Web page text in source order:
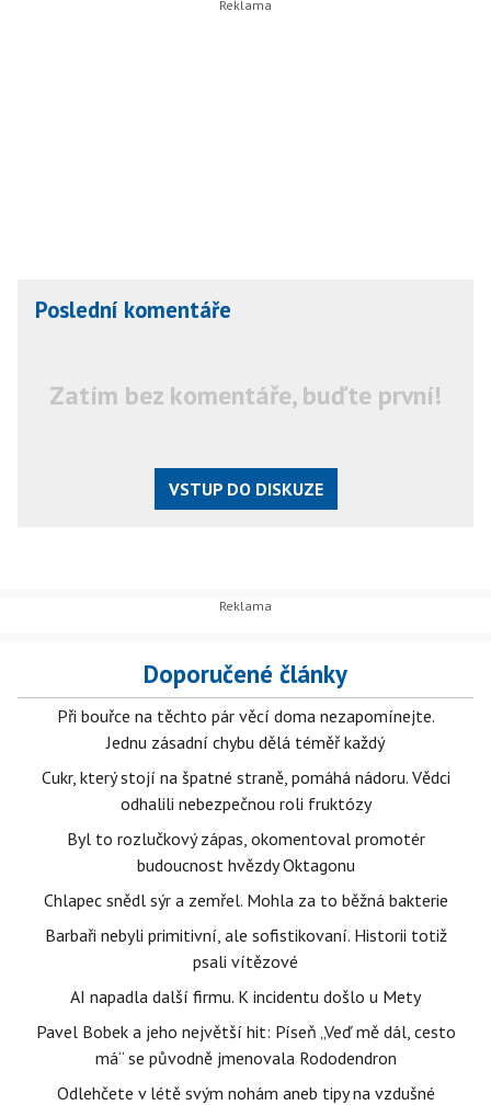
Poslední komentáře
Zatím bez komentáře, buďte první!
VSTUP DO DISKUZE
Doporučené články
Při bouřce na těchto pár věcí doma nezapomínejte.
Jednu zásadní chybu dělá téměř každý
Cukr, který stojí na špatné straně, pomáhá nádoru. Vědci
odhalili nebezpečnou roli fruktózy
Byl to rozlučkový zápas, okomentoval promotér
budoucnost hvězdy Oktagonu
Chlapec snědl sýr a zemřel. Mohla za to běžná bakterie
Barbaři nebyli primitivní, ale sofistikovaní. Historii totiž
psali vítězové
AI napadla další firmu. K incidentu došlo u Mety
Pavel Bobek a jeho největší hit: Píseň „Veď mě dál, cesto
má“ se původně jmenovala Rododendron
Odlehčete v létě svým nohám aneb tipy na vzdušné